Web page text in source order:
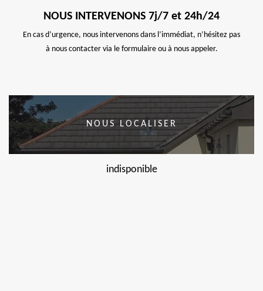
NOUS INTERVENONS 7j/7 et 24h/24
En cas d’urgence, nous intervenons dans l’immédiat, n’hésitez pas
à nous contacter via le formulaire ou à nous appeler.
NOUS LOCALISER
indisponible